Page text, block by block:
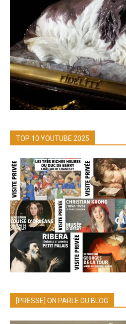
TOP 10 YOUTUBE 2025
[PRESSE] ON PARLE DU BLOG